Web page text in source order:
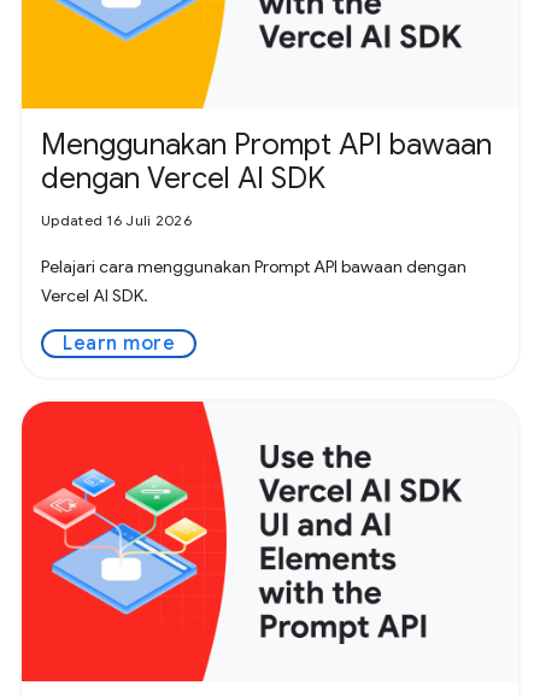
Menggunakan Prompt API bawaan
dengan Vercel AI SDK
Updated 16 Juli 2026
Pelajari cara menggunakan Prompt API bawaan dengan
Vercel AI SDK.
Learn more